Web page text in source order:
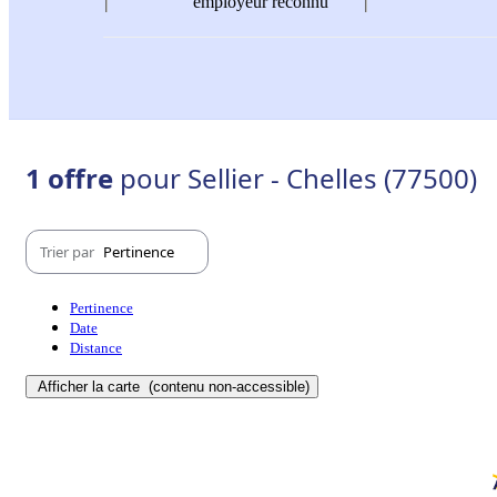
1 offre pour Sellier - Chelles (77500)
Trier par Pertinence
Pertinence
Date
Distance
Afficher la carte (contenu non-accessible)